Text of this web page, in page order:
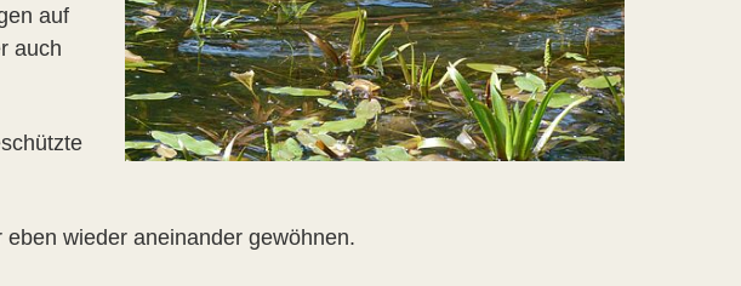
auf
auch
wieder aneinander gewöhnen.